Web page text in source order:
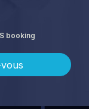
booking